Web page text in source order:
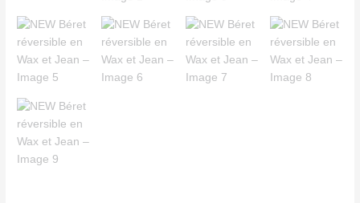
Wax
et
Jean